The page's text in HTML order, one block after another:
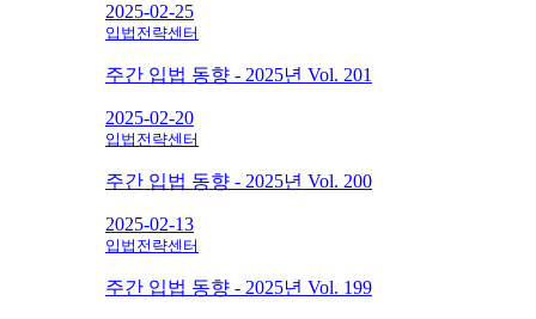
2025-02-25
입법전략센터
주간 입법 동향 - 2025년 Vol. 201
2025-02-20
입법전략센터
주간 입법 동향 - 2025년 Vol. 200
2025-02-13
입법전략센터
주간 입법 동향 - 2025년 Vol. 199